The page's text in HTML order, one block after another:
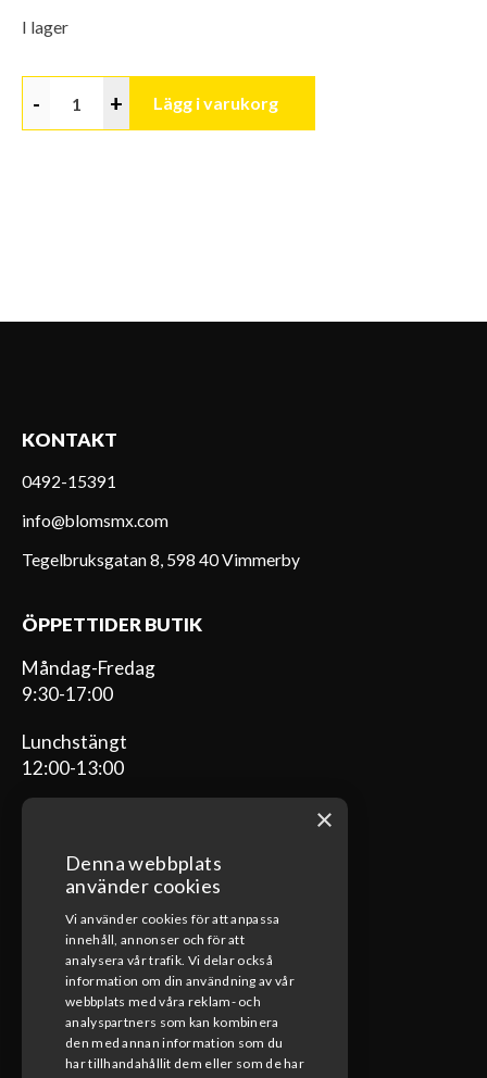
I lager
- + Lägg i varukorg
KONTAKT
0492-15391
info@blomsmx.com
Tegelbruksgatan 8, 598 40 Vimmerby
ÖPPETTIDER BUTIK
Måndag-Fredag
9:30-17:00
Lunchstängt
12:00-13:00
ÖPPETTIDER VERKSTAD
Måndag-Fredag
08:00-17:00
Lunchstängt
12:00-13:00
×
Denna webbplats
använder cookies
Vi använder cookies för att anpassa
innehåll, annonser och för att
analysera vår trafik. Vi delar också
information om din användning av vår
webbplats med våra reklam- och
analyspartners som kan kombinera
den med annan information som du
har tillhandahållit dem eller som de har